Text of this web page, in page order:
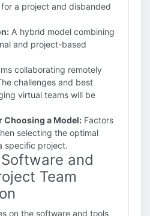
a project and disbanded
A hybrid model combining
and project-based
collaborating remotely
challenges and best
virtual teams will be
a Model: Factors
selecting the optimal
specific project.
and
Team
on the software and tools